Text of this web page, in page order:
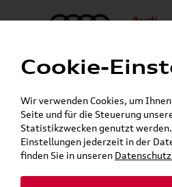
Menü
24h-Pannenhilfe:+49 (0)171 / 870
Öffnet in 6 Stunden, 58 Minuten
Verkauf:Mo. - Fr. 08:00 - 19:00 Uhr
Service:Mo. - Fr. 06:00 - 20:00 Uhr
Cookie-
Wir verwenden Cookies, um
Seite und für die Steuerung
Statistikzwecken genutzt
Einstellungen jederzeit in der
finden Sie in unseren